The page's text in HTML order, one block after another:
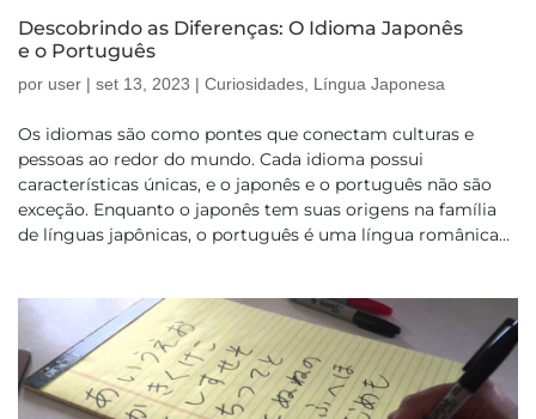
Descobrindo as Diferenças: O Idioma Japonês
e o Português
por user | set 13, 2023 | Curiosidades Língua Japonesa
Os idiomas são como pontes que conectam culturas e
pessoas ao redor do mundo. Cada idioma possui
características únicas, e o japonês e o português não são
exceção. Enquanto o japonês tem suas origens na família
de línguas japônicas, o português é uma língua românica...